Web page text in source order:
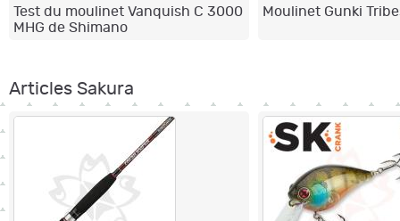
Test du moulinet Vanquish C 3000
MHG de Shimano
Moulinet Gunki
Articles Sakura